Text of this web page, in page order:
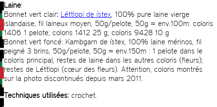
Laine:
Bonnet vert clair: Léttlopi de ístex, 100% pure laine vierge
islandaise, fil laineux moyen, 50g/pelote, 50g = env.100m: coloris
1406 1 pelote; coloris 1412 25 g; coloris 9428 10 g
Bonnet vert foncé: Kambgarn de ístex, 100% laine mérinos, fil
peigné 3 brins, 50g/pelote, 50g = env.150m : 1 pelote dans le
coloris principal, restes de laine dans les autres coloris (fleurs);
restes de Léttlopi (cœur des fleurs). Attention, coloris montrés
sur la photo discontinués depuis mars 2011.
Techniques utilisées: crochet.